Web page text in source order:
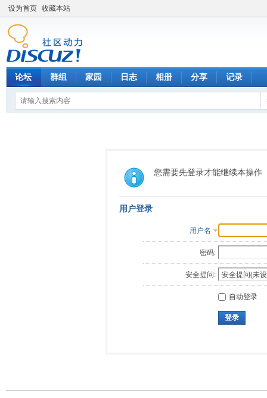
设为首页 收藏本站
论坛 群组 家园 日志 相册 分享 记录
您需要先登录才能继续本操作
用户登录
用户名
密码:
安全提问:
自动登录
登录